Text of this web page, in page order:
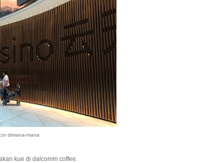
dimana-mana
kue di dalcomm coffee.